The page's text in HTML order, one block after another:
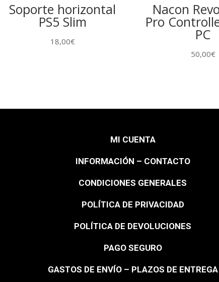
Soporte horizontal
PS5 Slim
18,00€
Nacon
Pro
PC
50,00€
MI CUENTA
INFORMACIÓN – CONTACTO
CONDICIONES GENERALES
POLÍTICA DE PRIVACIDAD
POLÍTICA DE DEVOLUCIONES
PAGO SEGURO
GASTOS DE ENVÍO – PLAZOS DE ENTREGA